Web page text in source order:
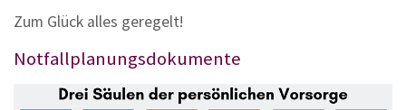
Zum Glück alles geregelt!
Notfallplanungsdokumente